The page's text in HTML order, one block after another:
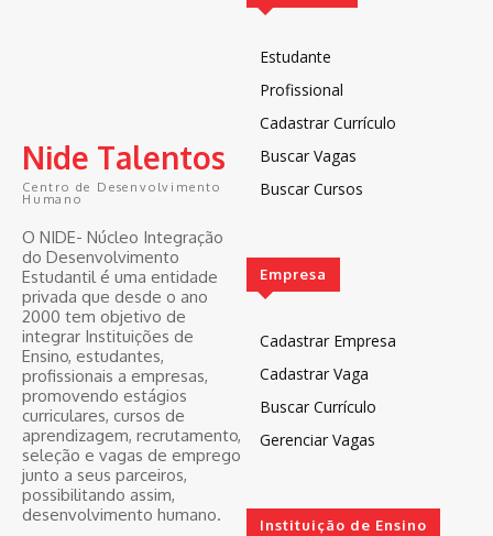
Nide Talentos
Centro de Desenvolvimento
Humano
O NIDE- Núcleo Integração
do Desenvolvimento
Estudantil é uma entidade
privada que desde o ano
2000 tem objetivo de
integrar Instituições de
Ensino, estudantes,
profissionais a empresas,
promovendo estágios
curriculares, cursos de
aprendizagem, recrutamento,
seleção e vagas de emprego
junto a seus parceiros,
possibilitando assim,
desenvolvimento humano.
Estudante
Profissional
Cadastrar Currículo
Buscar Vagas
Buscar Cursos
Empresa
Cadastrar Empresa
Cadastrar Vaga
Buscar Currículo
Gerenciar Vagas
Instituição de Ensino